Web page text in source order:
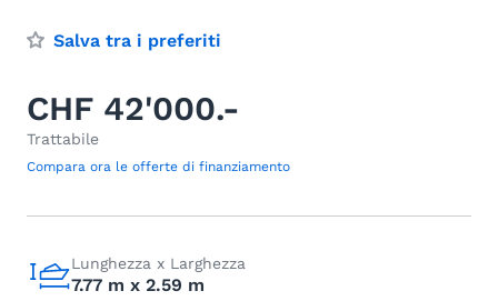
Salva tra i preferiti
CHF 42'000.-
Trattabile
Compara ora le offerte di finanziamento
Lunghezza x Larghezza
7.77 m x 2.59 m